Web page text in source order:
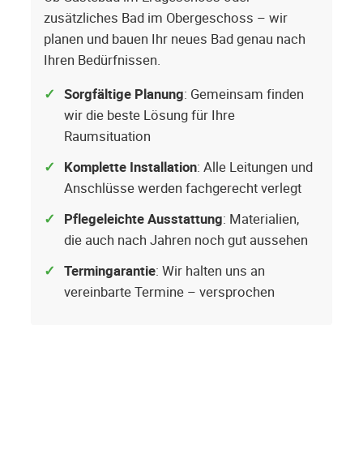
zusätzliches Bad im Obergeschoss – wir
planen und bauen Ihr neues Bad genau nach
Ihren Bedürfnissen.
Sorgfältige Planung: Gemeinsam finden
wir die beste Lösung für Ihre
Raumsituation
Komplette Installation: Alle Leitungen und
Anschlüsse werden fachgerecht verlegt
Pflegeleichte Ausstattung: Materialien,
die auch nach Jahren noch gut aussehen
Termingarantie: Wir halten uns an
vereinbarte Termine – versprochen